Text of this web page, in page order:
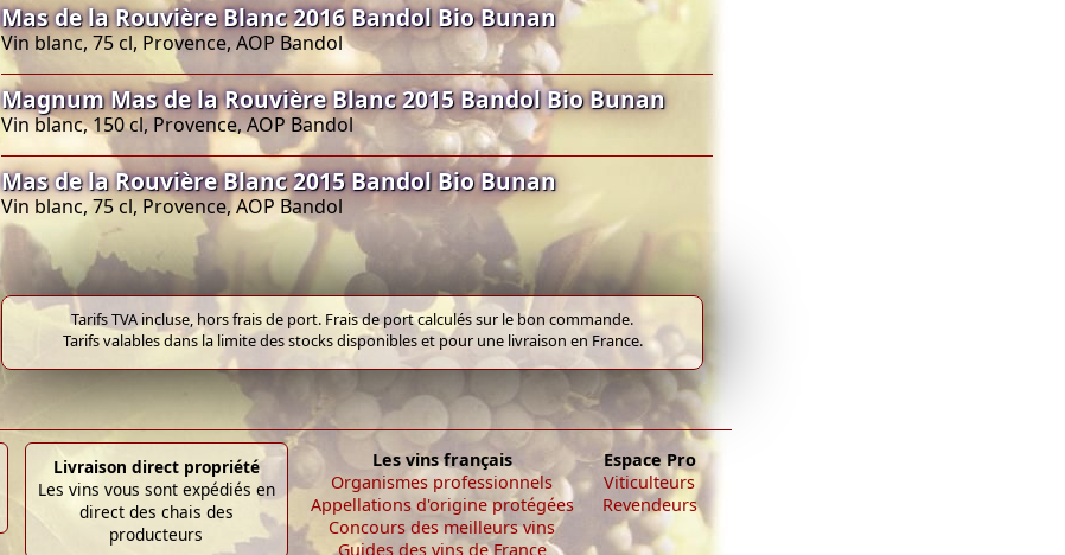
Mas de la Rouvière Blanc 2016 Bandol Bio Bunan
Vin blanc, 75 cl, Provence, AOP Bandol
Magnum Mas de la Rouvière Blanc 2015 Bandol Bio Bunan
Vin blanc, 150 cl, Provence, AOP Bandol
Mas de la Rouvière Blanc 2015 Bandol Bio Bunan
Vin blanc, 75 cl, Provence, AOP Bandol
Tarifs TVA incluse, hors frais de port. Frais de port calculés sur le bon commande.
Tarifs valables dans la limite des stocks disponibles et pour une livraison en France.
Livraison direct propriété
Les vins vous sont expédiés en
direct des chais des
producteurs
Les vins français
Organismes professionnels
Appellations d'origine protégées
Concours des meilleurs vins
Guides des vins de France
Espace Pro
Viticulteurs
Revendeurs